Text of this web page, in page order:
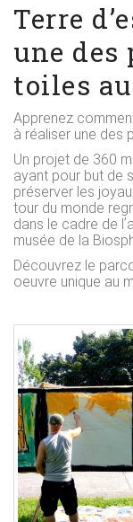
Terre
une des
toiles
Apprenez
à réaliser une des
Un projet de 360
ayant pour but de
préserver les
tour du monde
dans le cadre de
musée de la
Découvrez le
oeuvre unique au